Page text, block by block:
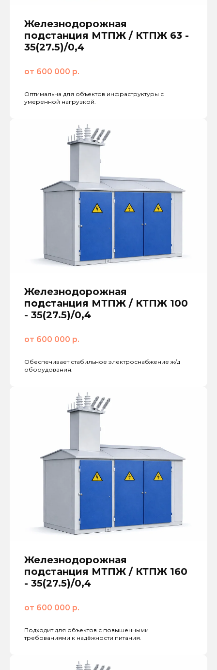
Железнодорожная
подстанция МТПЖ / КТПЖ 63 -
35(27.5)/0,4
от 600 000 р.
Оптимальна для объектов инфраструктуры с
умеренной нагрузкой.
Железнодорожная
подстанция МТПЖ / КТПЖ 100
- 35(27.5)/0,4
от 600 000 р.
Обеспечивает стабильное электроснабжение ж/д
оборудования.
Железнодорожная
подстанция МТПЖ / КТПЖ 160
- 35(27.5)/0,4
от 600 000 р.
Подходит для объектов с повышенными
требованиями к надёжности питания.